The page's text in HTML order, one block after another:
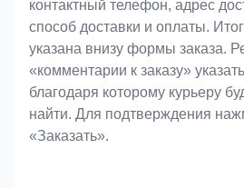
контактный телефон, адрес
способ доставки и оплаты.
указана внизу формы заказа.
«комментарии к заказу»
благодаря которому курьеру
найти. Для подтверждения
«Заказать».